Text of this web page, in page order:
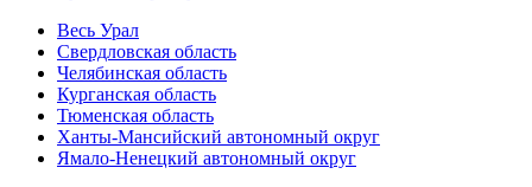
Весь Урал
Свердловская область
Челябинская область
Курганская область
Тюменская область
Ханты-Мансийский автономный округ
Ямало-Ненецкий автономный округ